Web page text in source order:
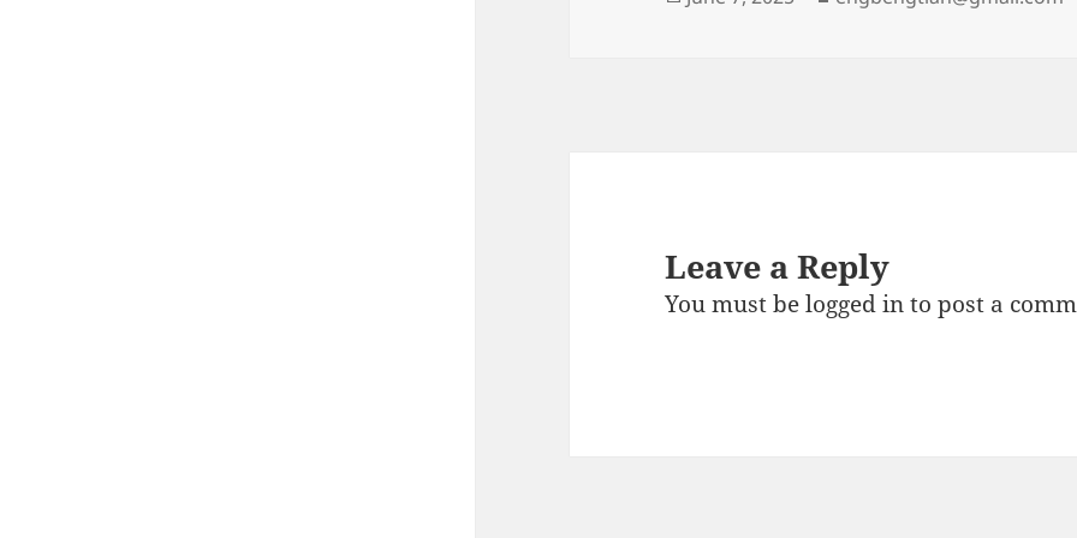
Leave a Reply
You must belogged into post a